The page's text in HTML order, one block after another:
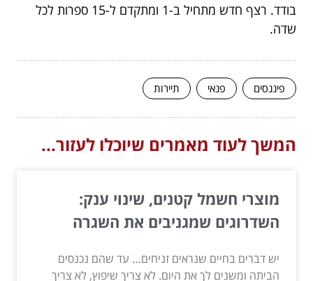
בודד. רצף חדש מתחיל ב-1 ומתקדם ל-15 ספרות לכל
שדה.
פיננסים פנאי תיירות
המשך לעוד מאמרים שיוכלו לעזור...
מוצרי חשמל קטנים, שינוי ענק:
השדרוגים שמגניבים את השגרה
יש דברים בחיים שנראים זניחים… עד שהם נכנסים
הביתה ומשנים לך את היום. לא צריך שיפוץ, לא צריך